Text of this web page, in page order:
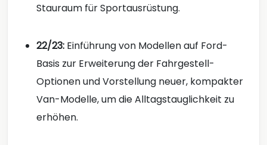
Stauraum für Sportausrüstung.
22/23: Einführung von Modellen auf Ford-
Basis zur Erweiterung der Fahrgestell-
Optionen und Vorstellung neuer, kompakter
Van-Modelle, um die Alltagstauglichkeit zu
erhöhen.